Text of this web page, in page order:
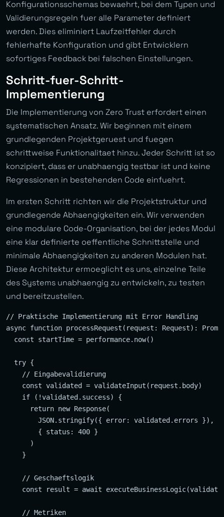
Konfigurationsschemas bewaehrt, bei dem Typen und
Validierungsregeln fuer alle Parameter definiert
werden. Dies eliminiert Laufzeitfehler durch
fehlerhafte Konfiguration und gibt Entwicklern
sofortiges Feedback bei falschen Einstellungen.
Schritt-fuer-Schritt-
Implementierung
Die Implementierung von Zero Trust erfordert einen
systematischen Ansatz. Wir beginnen mit einem
grundlegenden Projektgeruest und fuegen
schrittweise Funktionalitaet hinzu. Jeder Schritt ist so
konzipiert, dass er unabhaengig testbar ist und keine
Regressionen in bestehenden Code einfuehrt.
Im ersten Schritt richten wir die Projektstruktur und
grundlegende Abhaengigkeiten ein. Wir verwenden
eine modulare Code-Organisation, bei der jedes Modul
eine klar definierte oeffentliche Schnittstelle und
minimale Abhaengigkeiten zu anderen Modulen hat.
Diese Architektur ermoeglicht es uns, einzelne Teile
des Systems unabhaengig zu entwickeln, zu testen
und bereitzustellen.
// Praktische Implementierung mit Error Handling
async function processRequest(request: Request):
  const startTime = performance.now()
  try {
    // Eingabevalidierung
    const validated = validateInput(request.body)
    if (!validated.success) {
      return new Response(
        JSON.stringify({ error: validated.errors }),
        { status: 400 }
      )
    }
    // Geschaeftslogik
const result = await
    // Metriken